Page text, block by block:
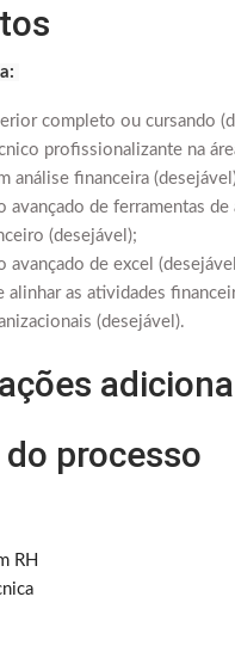
completo ou cursando
profissionalizante na
análise financeira
avançado de ferramentas de
(desejável);
avançado de excel
alinhar as atividades
(desejável).
processo
RH